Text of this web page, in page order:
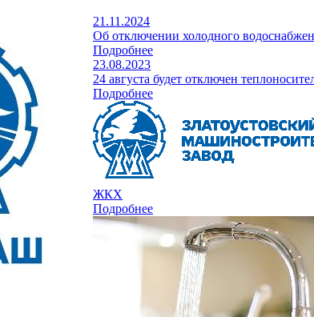
21.11.2024
Об отключении холодного
Подробнее
23.08.2023
24 августа будет отключен
Подробнее
ЖКХ
Подробнее